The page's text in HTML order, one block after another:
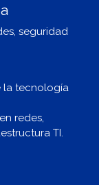
seguridad
la tecnología
redes,
TI.